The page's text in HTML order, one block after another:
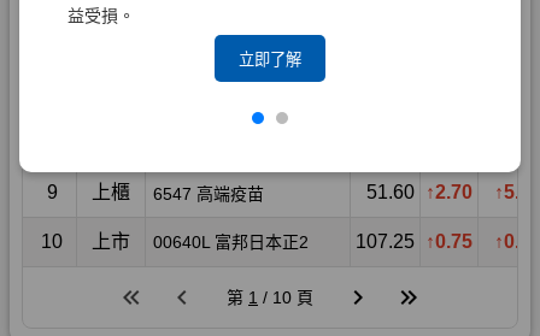
益受損。
立即了解